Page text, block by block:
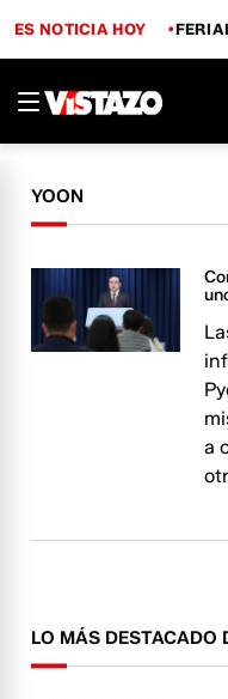
ES NOTICIA HOY
YOON
a
LO MÁS DESTACADO